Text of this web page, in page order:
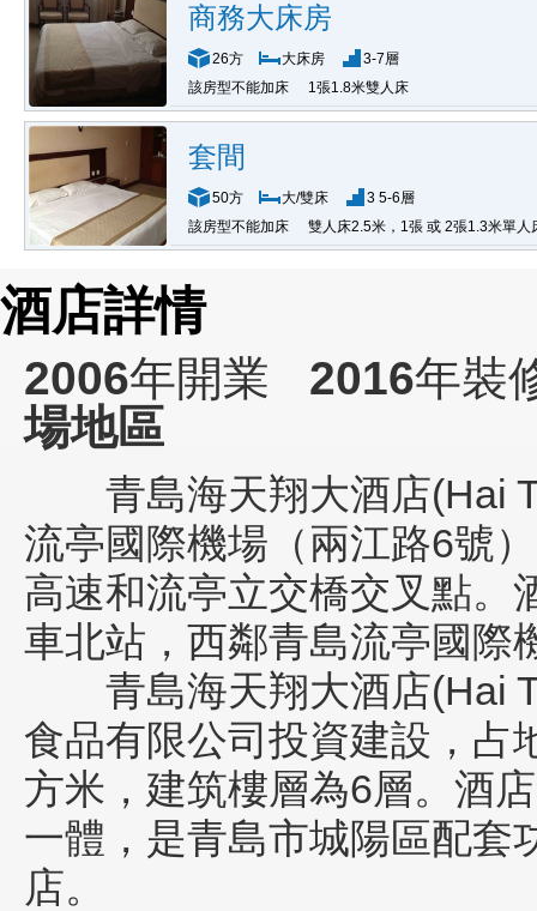
商務大床房
26方 大床房
3-7層
該房型不能加床
1張1.8米雙人床
套間
50方 大/雙床
3 5-6層
該房型不能加床
雙人床2.5米，1張 或 2張1.3米單人
酒店詳情
2006年開業 2016年裝
場地區
青島海天翔大酒店(Hai
流亭國際機場（兩江路6號
高速和流亭立交橋交叉點。
車北站，西鄰青島流亭國際
青島海天翔大酒店(Hai
食品有限公司投資建設，占
方米，建筑樓層為6層。酒
一體，是青島市城陽區配套
店。